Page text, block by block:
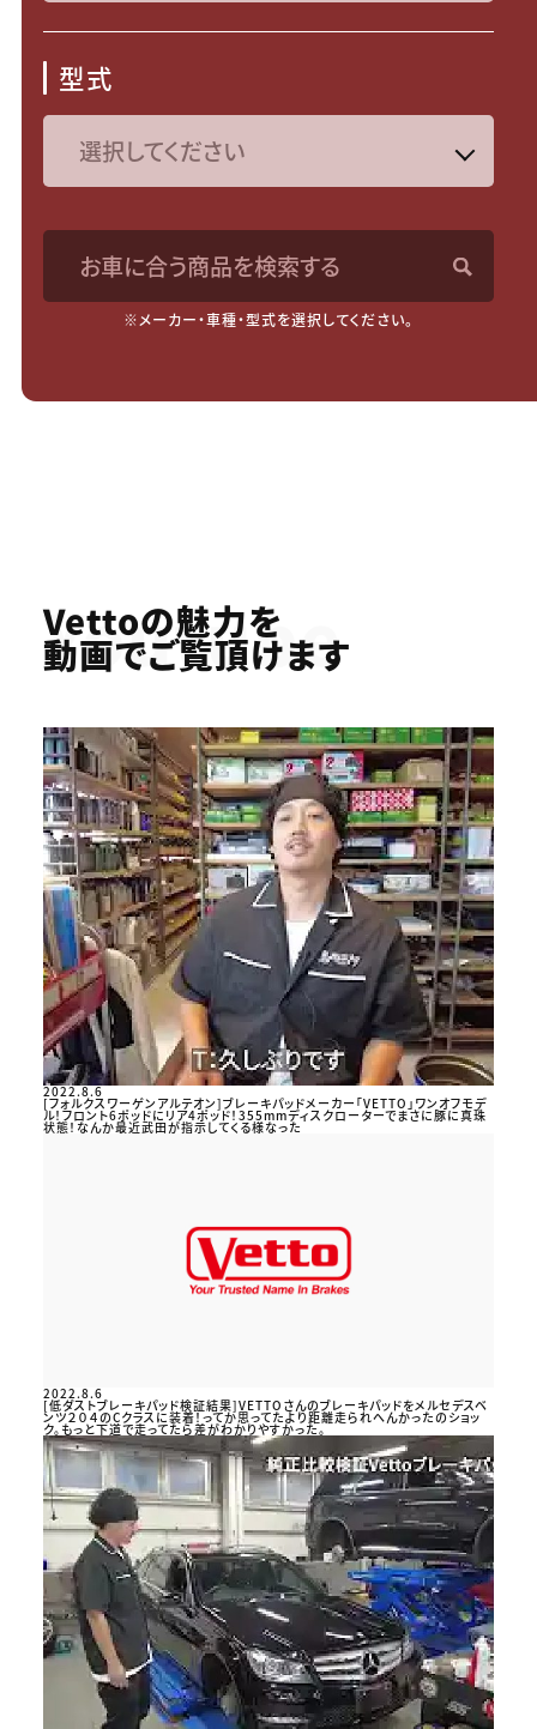
型式
お車に合う商品を検索する
※メーカー・車種・型式を選択してください。
Youtube
Vettoの魅力を
動画でご覧頂けます
2022.8.6
[フォルクスワーゲンアルテオン]ブレーキパッドメーカー「VETTO」ワンオフモデ
ル！フロント6ポッドにリア4ポッド！355mmディスクローターでまさに豚に真珠
状態！なんか最近武田が指示してくる様なった
2022.8.6
[低ダストブレーキパッド検証結果]VETTOさんのブレーキパッドをメルセデスベ
ンツ２０４のCクラスに装着！ってか思ってたより距離走られへんかったのショッ
ク。もっと下道で走ってたら差がわかりやすかった。